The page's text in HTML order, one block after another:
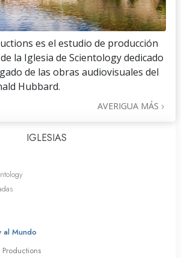
es el estudio de producción
la Iglesia de Scientology dedicado
de las obras audiovisuales del
Hubbard.
AVERIGUA MÁS
IGLESIAS
al Mundo